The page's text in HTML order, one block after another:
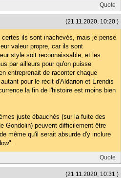
Quote
(21.11.2020, 10:20 )
ils sont inachevés, mais je pense
valeur propre, car ils sont
style soit reconnaissable, et les
par ailleurs pour qu'on puisse
entreprenait de raconter chaque
pour le récit d'Aldarion et Erendis
la fin de l'histoire est moins bien
juste ébauchés (sur la fuite des
Gondolin) peuvent difficilement être
même qu'il serait absurde d'y inclure
Quote
(21.11.2020, 10:31 )